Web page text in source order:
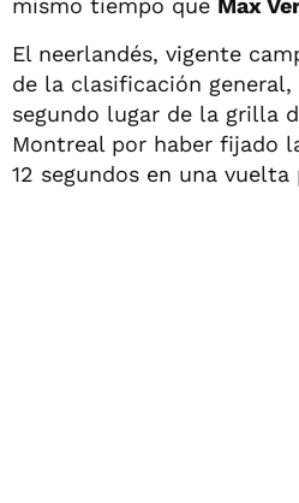
mismo tiempo que Max
El neerlandés, vigente
de la clasificación
segundo lugar de la grilla
Montreal por haber fijado
12 segundos en una